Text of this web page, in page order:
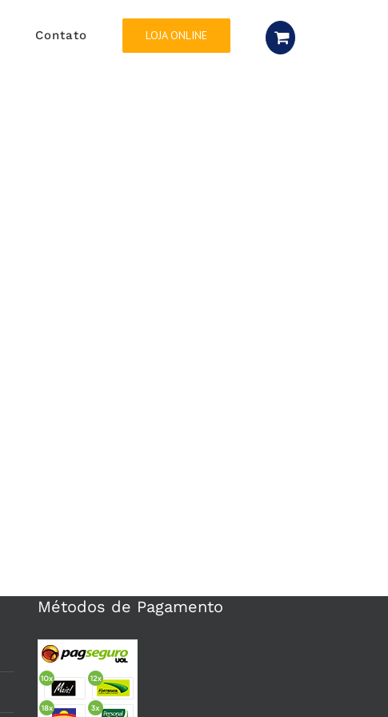
Contato LOJA ONLINE
Métodos de Pagamento